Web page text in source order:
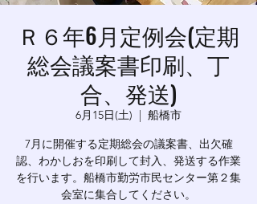
Ｒ６年6月定例会(定期
総会議案書印刷、丁
合、発送)
6月15日(土)
  |
船橋市
7月に開催する定期総会の議案書、出欠確
認、わかしおを印刷して封入、発送する作業
を行います。船橋市勤労市民センター第２集
会室に集合してください。